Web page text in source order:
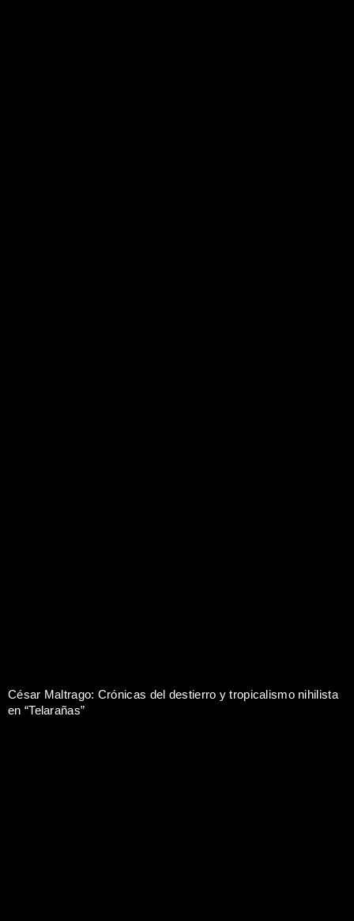
César Maltrago: Crónicas del destierro y tropicalismo nihilista
en “Telarañas”